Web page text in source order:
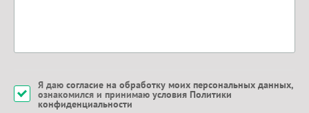
Я даю согласие на обработку моих персональных данных,
ознакомился и принимаю условия Политики
конфиденциальности